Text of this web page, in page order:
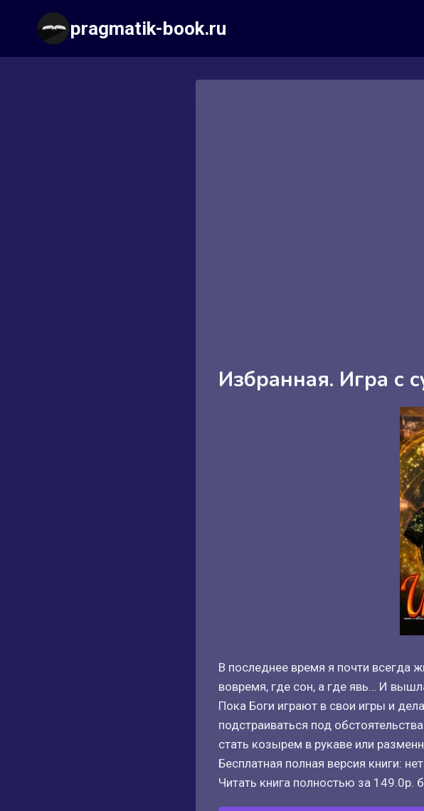
содержимому
pragmatik-book.ru
Избранная. Игра с
В последнее время я почти всегда
вовремя, где сон, а где явь… И
Пока Боги играют в свои игры и
подстраиваться под
стать козырем в рукаве или
Бесплатная полная версия книги:
Читать книга полностью за 149.0р.